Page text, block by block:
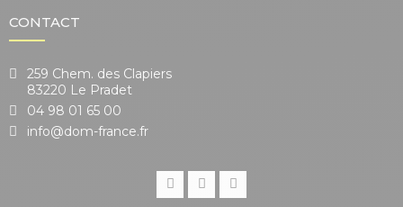
CONTACT
259 Chem. des Clapiers
83220 Le Pradet
04 98 01 65 00
info@dom-france.fr